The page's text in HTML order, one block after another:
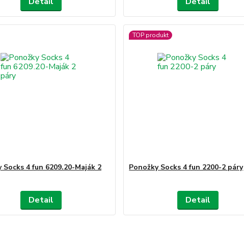
Socks 4 fun 6209.20-Maják 2
Detail
TOP produkt
Ponožky Socks 4 fun 2200-2 páry
Detail